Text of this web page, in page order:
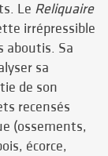
Le Reliquaire
irrépressible
aboutis. Sa
sa
de son
recensés
(ossements,
écorce,